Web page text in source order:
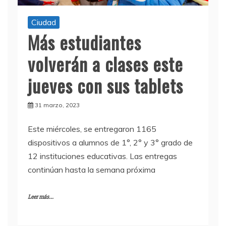
Ciudad
Más estudiantes
volverán a clases este
jueves con sus tablets
31 marzo, 2023
Este miércoles, se entregaron 1165
dispositivos a alumnos de 1°, 2° y 3° grado de
12 instituciones educativas. Las entregas
continúan hasta la semana próxima
Leer más...